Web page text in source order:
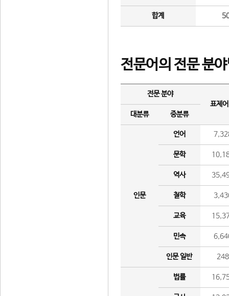
합계
전문어의 전문 분
전문 분야
표제
대분류
중분류
인문
언어
문학
역사
철학
교육
민속
인문 일반 248
법률